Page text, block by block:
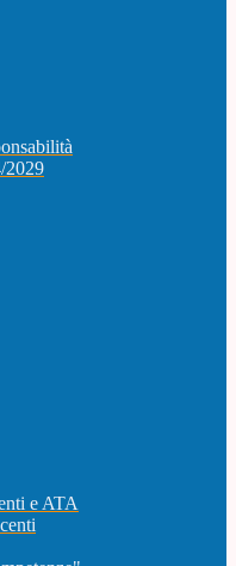
2029
e ATA